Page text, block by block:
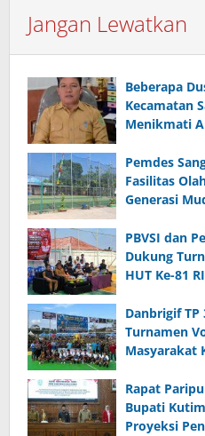
Jangan Lewatkan
Beberapa
Kecamatan
Menikmati
Pemdes
Fasilitas
Generasi
PBVSI dan
Dukung
HUT Ke-81 RI
Danbrigif TP
Turnamen
Masyarakat
Rapat
Bupati
Proyeksi